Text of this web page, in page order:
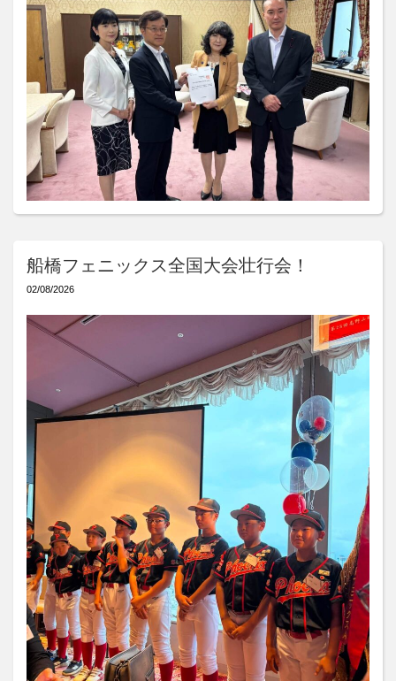
船橋フェニックス全国大会壮行会！
02/08/2026